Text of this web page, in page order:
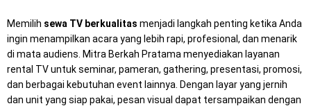
Memilih sewa TV berkualitas menjadi langkah penting ketika Anda
ingin menampilkan acara yang lebih rapi, profesional, dan menarik
di mata audiens. Mitra Berkah Pratama menyediakan layanan
rental TV untuk seminar, pameran, gathering, presentasi, promosi,
dan berbagai kebutuhan event lainnya. Dengan layar yang jernih
dan unit yang siap pakai, pesan visual dapat tersampaikan dengan